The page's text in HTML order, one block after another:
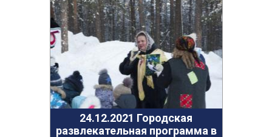
24.12.2021 Городская
развлекательная программа в